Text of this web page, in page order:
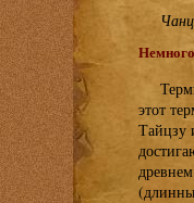
этот
Тайцзу